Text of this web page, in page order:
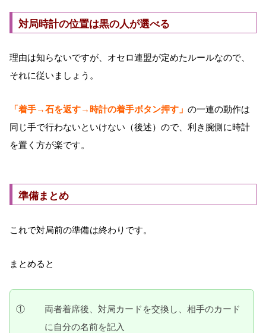
対局時計の位置は黒の人が選べる
理由は知らないですが、オセロ連盟が定めたルールなので、
それに従いましょう。
「着手→石を返す→時計の着手ボタン押す」 の一連の動作は
同じ手で行わないといけない（後述）ので、利き腕側に時計
を置く方が楽です。
準備まとめ
これで対局前の準備は終わりです。
まとめると
①
両者着席後、対局カードを交換し、相手のカード
に自分の名前を記入